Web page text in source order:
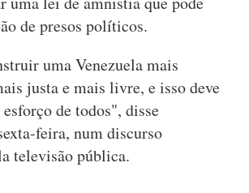
de presos políticos.
uma Venezuela mais
justa e mais livre, e isso deve
de todos", disse
feira, num discurso
televisão pública.